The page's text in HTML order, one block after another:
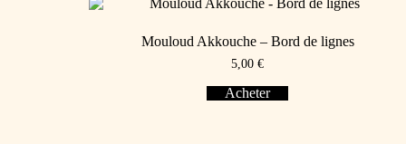
Mouloud Akkouche – Bord de lignes
5,00 €
Acheter